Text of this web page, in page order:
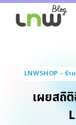
LNWSHOP - ร้า
เผยสถิ